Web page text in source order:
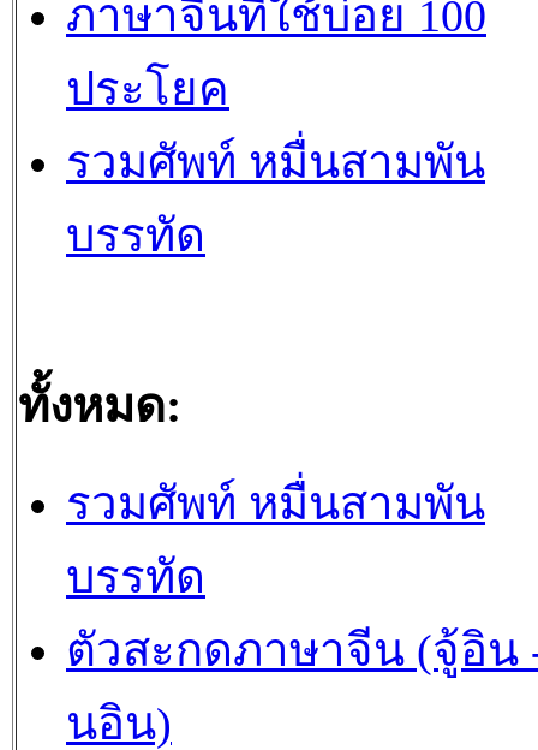
ภาษาจีนที่ใช้บ่อย 100
ประโยค
รวมศัพท์ หมื่นสามพัน
บรรทัด
ทั้งหมด:
รวมศัพท์ หมื่นสามพัน
บรรทัด
ตัวสะกดภาษาจีน (จู้อิน
นอิน)